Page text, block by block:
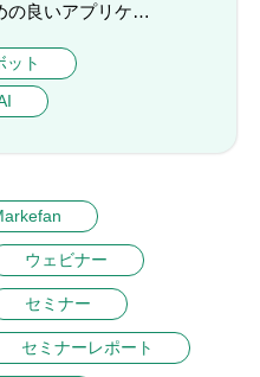
の良いアプリケ…
ット
ウェビナー
セミナー
セミナーレポート